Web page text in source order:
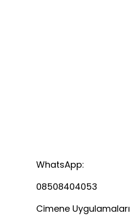
WhatsApp:
08508404053
Cimene Uygulamaları